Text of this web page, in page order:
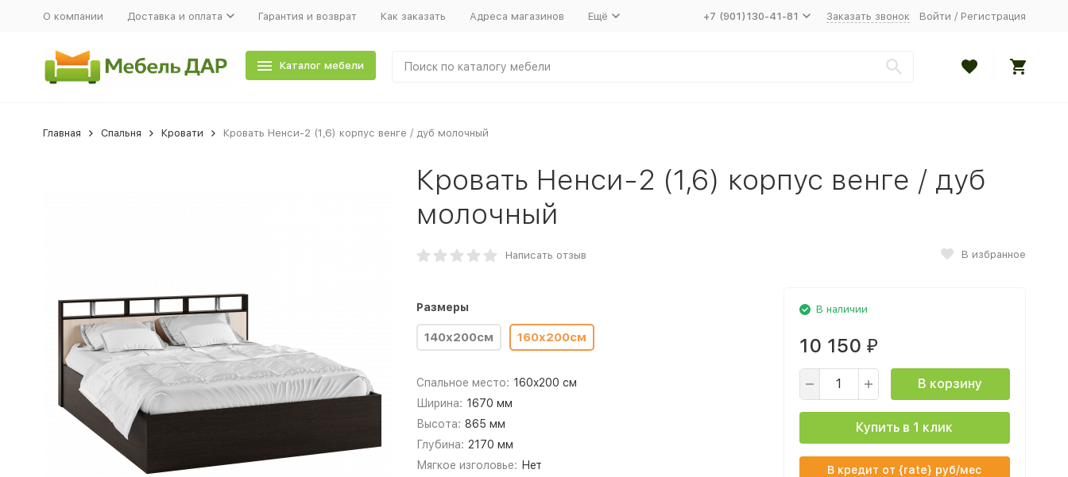
О компании Доставка и оплата Гарантия и возврат Как заказать Адреса магазинов Ещё +7 (901)130-41-81 Заказать звонок Войти / Регистрация
Каталог мебели
Главная Спальня Кровати Кровать Ненси-2 (1,6) корпус венге / дуб молочный
Кровать Ненси-2 (1,6) корпус венге / дуб
молочный
Написать отзыв В избранное
Размеры
140x200см 160x200см
Спальное место: 160x200 см
Ширина: 1670 мм
Высота: 865 мм
Глубина: 2170 мм
Мягкое изголовье: Нет
В наличии
10 150 ₽
В корзину
Купить в 1 клик
В кредит от {rate} руб/мес